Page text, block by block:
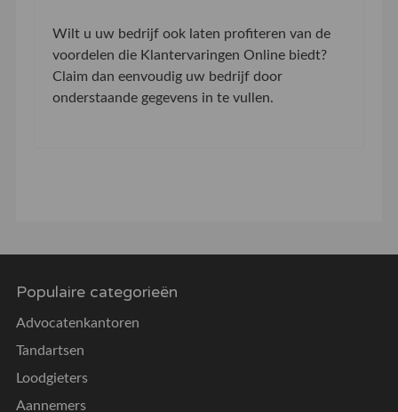
Wilt u uw bedrijf ook laten profiteren van de
voordelen die Klantervaringen Online biedt?
Claim dan eenvoudig uw bedrijf door
onderstaande gegevens in te vullen.
Populaire categorieën
Advocatenkantoren
Tandartsen
Loodgieters
Aannemers